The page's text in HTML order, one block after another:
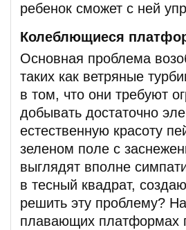
ребенок сможет с ней
Колеблющиеся
Основная проблема
таких как ветряные
в том, что они требуют
добывать достаточно
естественную красоту
зеленом поле с
выглядят вполне
в тесный квадрат,
решить эту проблему?
плавающих платформах